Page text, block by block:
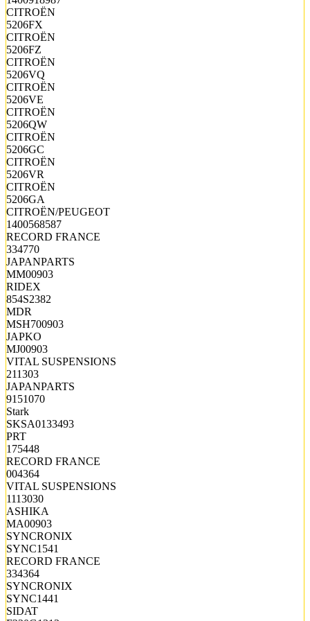
CITROËN
5206FX
CITROËN
5206FZ
CITROËN
5206VQ
CITROËN
5206VE
CITROËN
5206QW
CITROËN
5206GC
CITROËN
5206VR
CITROËN
5206GA
CITROËN/PEUGEOT
1400568587
RECORD FRANCE
334770
JAPANPARTS
MM00903
RIDEX
854S2382
MDR
MSH700903
JAPKO
MJ00903
VITAL SUSPENSIONS
211303
JAPANPARTS
9151070
Stark
SKSA0133493
PRT
175448
RECORD FRANCE
004364
VITAL SUSPENSIONS
1113030
ASHIKA
MA00903
SYNCRONIX
SYNC1541
RECORD FRANCE
334364
SYNCRONIX
SYNC1441
SIDAT